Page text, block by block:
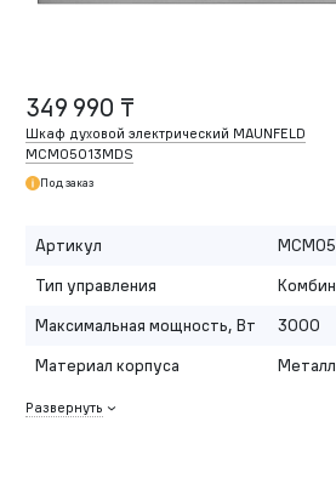
349 990 ₸
Шкаф духовой электрический MAUNFELD
MCMO5013MDS
Под заказ
Артикул
Тип управления
Максимальная мощность, Вт
3000
Материал корпуса
Металл
Развернуть